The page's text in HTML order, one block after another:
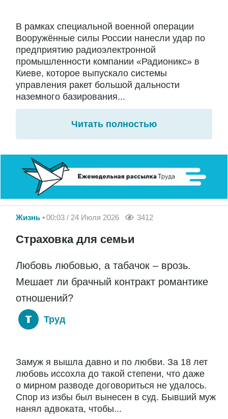
В рамках специальной военной операции
Вооружённые силы России нанесли удар по
предприятию радиоэлектронной
промышленности компании «Радионикс» в
Киеве, которое выпускало системы
управления ракет большой дальности
наземного базирования...
Читать полностью
Жизнь 00:03 / 24 Июля 2026 3412
Страховка для семьи
Любовь любовью, а табачок – врозь.
Мешает ли брачный контракт романтике
отношений?
Труд
Замуж я вышла давно и по любви. За 18 лет
любовь иссохла до такой степени, что даже
о мирном разводе договориться не удалось.
Спор из избы был вынесен в суд. Бывший муж
нанял адвоката, чтобы...